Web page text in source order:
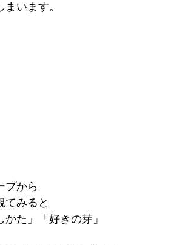
います。
プから
てみると
かた」「好きの芽」